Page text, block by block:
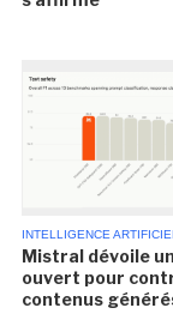
INTELLIGENCE
Mistral dévoile
ouvert pour
contenus